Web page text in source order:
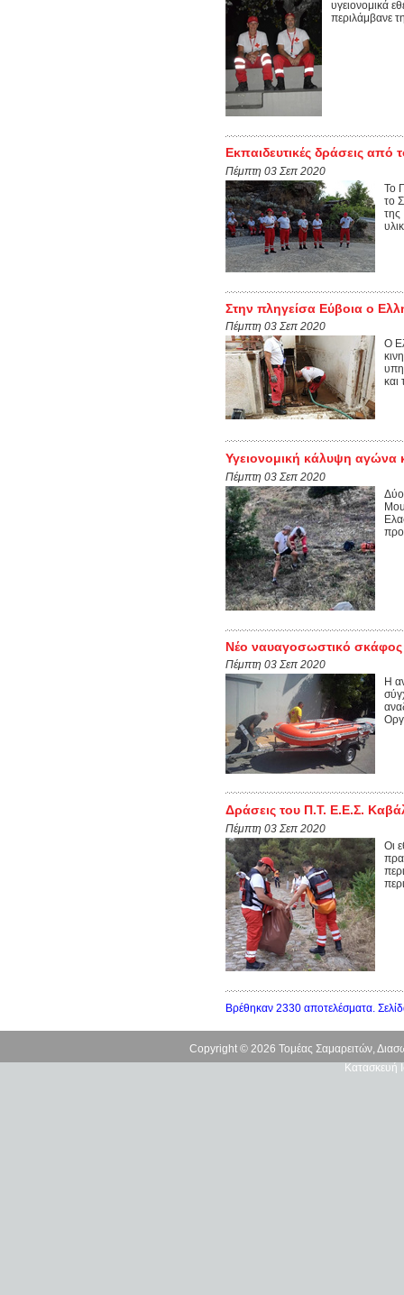
υγειονομικά
περιλάμβανε
Εκπαιδευτικές δράσεις
Πέμπτη 03 Σεπ 2020
Το
το
της
Στην πληγείσα Εύβοια ο
Πέμπτη 03 Σεπ 2020
Ο
και
Υγειονομική κάλυψη αγώνα
Πέμπτη 03 Σεπ 2020
Δύο
Νέο ναυαγοσωστικό σκάφος
Πέμπτη 03 Σεπ 2020
Η
Δράσεις του Π.Τ. Ε.Ε.Σ.
Πέμπτη 03 Σεπ 2020
Οι
Βρέθηκαν 2330 αποτελέσματα.
Copyright © 2026 Τομέας Σαμαρειτών,
Κατασκευή